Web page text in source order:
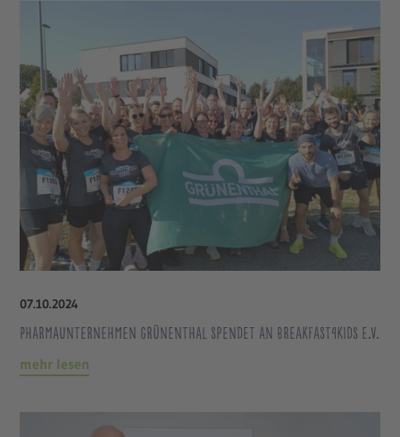
07.10.2024
Pharmaunternehmen Grünenthal spendet an breakfast4kids e.V.
mehr lesen